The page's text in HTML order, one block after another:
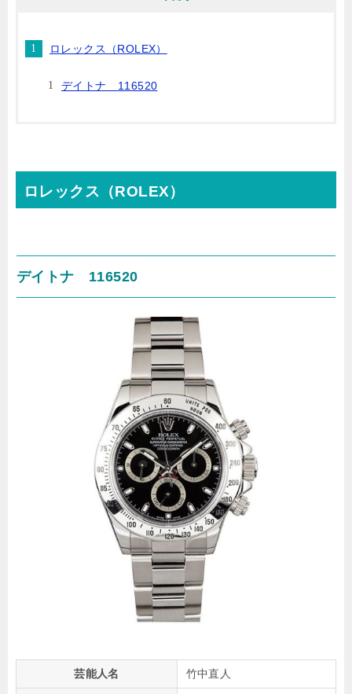
ロレックス（ROLEX）
デイトナ 116520
ロレックス（ROLEX）
デイトナ 116520
芸能人名 竹中直人